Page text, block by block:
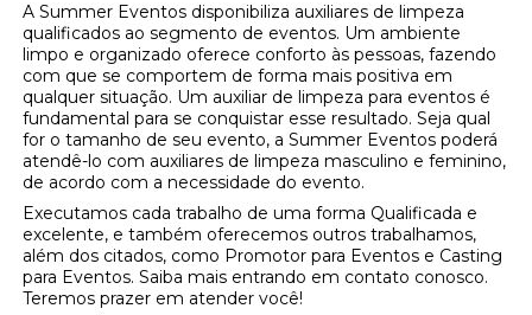
A Summer Eventos disponibiliza auxiliares de limpeza
qualificados ao segmento de eventos. Um ambiente
limpo e organizado oferece conforto às pessoas, fazendo
com que se comportem de forma mais positiva em
qualquer situação. Um auxiliar de limpeza para eventos é
fundamental para se conquistar esse resultado. Seja qual
for o tamanho de seu evento, a Summer Eventos poderá
atendê-lo com auxiliares de limpeza masculino e feminino,
de acordo com a necessidade do evento.
Executamos cada trabalho de uma forma Qualificada e
excelente, e também oferecemos outros trabalhamos,
além dos citados, como Promotor para Eventos e Casting
para Eventos. Saiba mais entrando em contato conosco.
Teremos prazer em atender você!